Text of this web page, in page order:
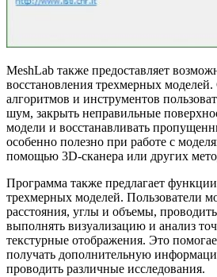
MeshLab также предоставляет
восстановления трехмерных
алгоритмов и инструментов
шум, закрыть неправильные
модели и восстанавливать
особенно полезно при работе с
помощью 3D-сканера или других
Программа также предлагает
трехмерных моделей. Пользователи
расстояния, углы и объемы,
выполнять визуализацию и анализ
текстурные отображения. Это
получать дополнительную
проводить различные исследования.